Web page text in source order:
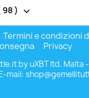
98 ) 
Termini e condizioni
Privacy
by uXBT ltd. Malta
mail: